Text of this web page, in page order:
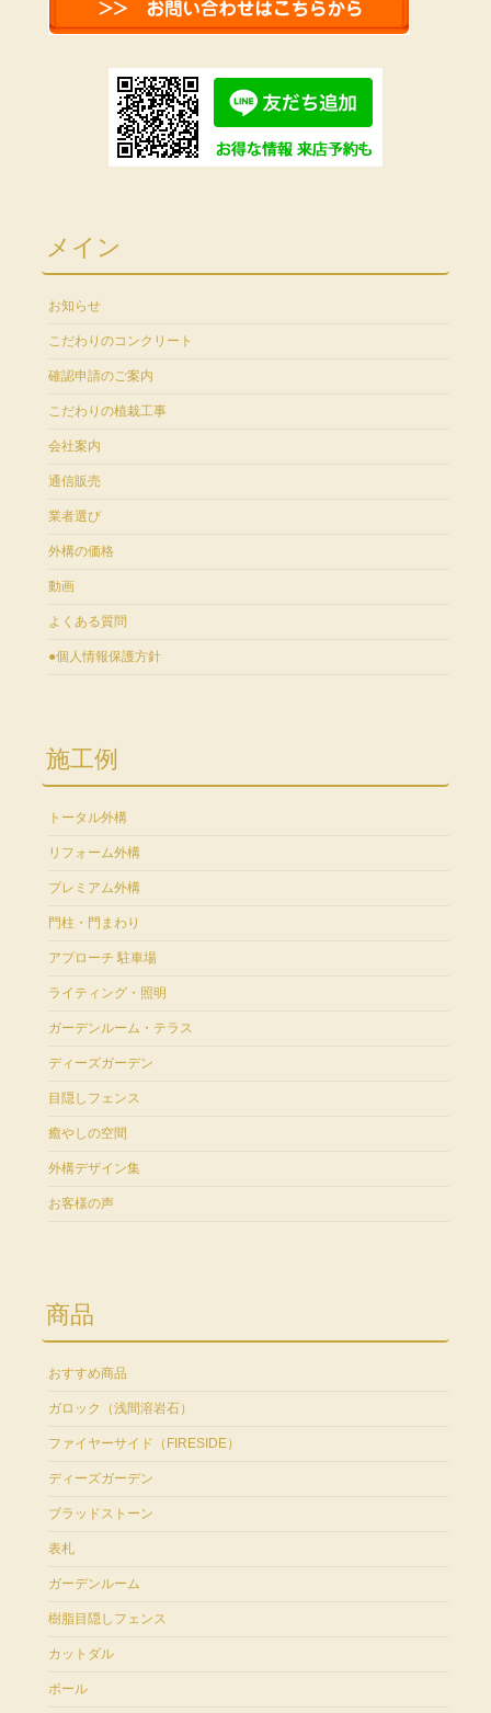
メイン
お知らせ
こだわりのコンクリート
確認申請のご案内
こだわりの植栽工事
会社案内
通信販売
業者選び
外構の価格
動画
よくある質問
●個人情報保護方針
施工例
トータル外構
リフォーム外構
プレミアム外構
門柱・門まわり
アプローチ 駐車場
ライティング・照明
ガーデンルーム・テラス
ディーズガーデン
目隠しフェンス
癒やしの空間
外構デザイン集
お客様の声
商品
おすすめ商品
ガロック（浅間溶岩石）
ファイヤーサイド（FIRESIDE）
ディーズガーデン
ブラッドストーン
表札
ガーデンルーム
樹脂目隠しフェンス
カットダル
ポール